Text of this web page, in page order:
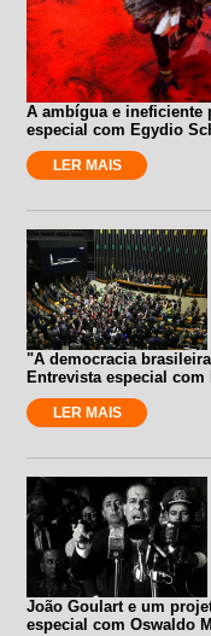
A ambígua e
especial com Egydio
LER MAIS
"A democracia
Entrevista especial
LER MAIS
João Goulart e um
especial com Oswaldo